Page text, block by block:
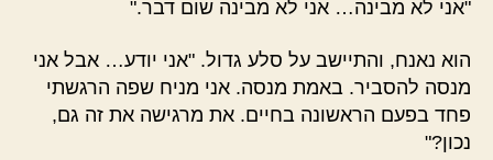
"אני לא מבינה… אני לא מבינה שום דבר."
הוא נאנח, והתיישב על סלע גדול. "אני יודע… אבל אני
מנסה להסביר. באמת מנסה. אני מניח שפה הרגשתי
פחד בפעם הראשונה בחיים. את מרגישה את זה גם,
נכון?"